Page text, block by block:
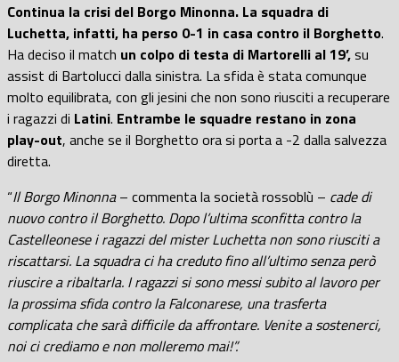
Continua la crisi del Borgo Minonna. La squadra di
Luchetta, infatti, ha perso 0-1 in casa contro il Borghetto.
Ha deciso il match un colpo di testa di Martorelli al 19’,su
assist di Bartolucci dalla sinistra. La sfida è stata comunque
molto equilibrata, con gli jesini che non sono riusciti a recuperare
i ragazzi di Latini. Entrambe le squadre restano in zona
play-out, anche se il Borghetto ora si porta a -2 dalla salvezza
diretta.
“Il Borgo Minonna– commenta la società rossoblù – cade di
nuovo contro il Borghetto. Dopo l’ultima sconfitta contro la
Castelleonese i ragazzi del mister Luchetta non sono riusciti a
riscattarsi. La squadra ci ha creduto fino all’ultimo senza però
riuscire a ribaltarla. I ragazzi si sono messi subito al lavoro per
la prossima sfida contro la Falconarese, una trasferta
complicata che sarà difficile da affrontare. Venite a sostenerci,
noi ci crediamo e non molleremo mai!”.